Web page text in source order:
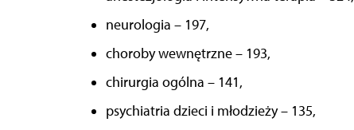
neurologia – 197,
choroby wewnętrzne – 193,
chirurgia ogólna – 141,
psychiatria dzieci i młodzieży – 135,